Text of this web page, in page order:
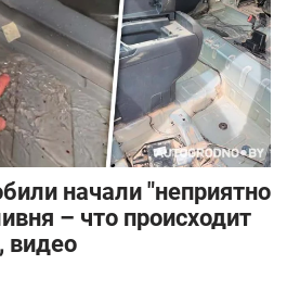
начали "неприятно
– что происходит
видео